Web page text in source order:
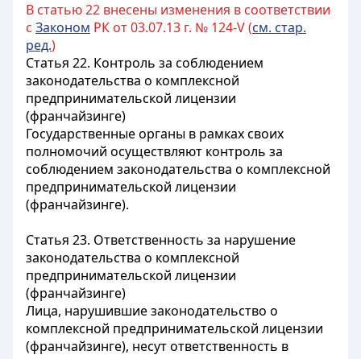
В статью 22 внесены изменения в соответствии
с Законом РК от 03.07.13 г. № 124-V (см. стар.
ред.)
Статья 22. Контроль за соблюдением
законодательства о комплексной
предпринимательской лицензии
(франчайзинге)
Государственные органы в рамках своих
полномочий осуществляют контроль за
соблюдением законодательства о комплексной
предпринимательской лицензии
(франчайзинге).
Статья 23. Ответственность за нарушение
законодательства о комплексной
предпринимательской лицензии
(франчайзинге)
Лица, нарушившие законодательство о
комплексной предпринимательской лицензии
(франчайзинге), несут ответственность в